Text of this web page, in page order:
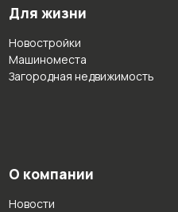
Для жизни
Новостройки
Машиноместа
Загородная недвижимость
О компании
Новости